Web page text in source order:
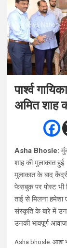
पार्श्व
अमित शाह
Asha Bhosle:
शाह की मुलाकात हुई.
मुलाकात के बाद
फेसबुक पर पोस्ट भी
ताई से मिलना
संस्कृति के बारे में
उनकी भावपूर्ण
Asha bhosle: आशा